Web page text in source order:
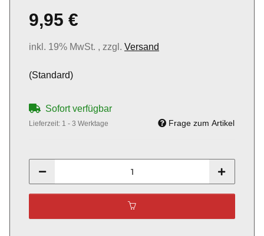
9,95 €
inkl. 19% MwSt. , zzgl. Versand
(Standard)
Sofort verfügbar
Lieferzeit: 1 - 3 Werktage Frage zum Artikel